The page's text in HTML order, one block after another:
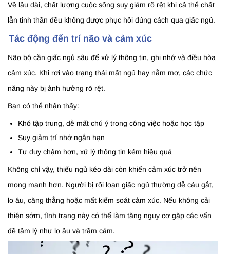
Về lâu dài, chất lượng cuộc sống suy giảm rõ rệt khi cả thể chất
lẫn tinh thần đều không được phục hồi đúng cách qua giấc ngủ.
Tác động đến trí não và cảm xúc
Não bộ cần giấc ngủ sâu để xử lý thông tin, ghi nhớ và điều hòa
cảm xúc. Khi rơi vào trạng thái mất ngủ hay nằm mơ, các chức
năng này bị ảnh hưởng rõ rệt.
Bạn có thể nhận thấy:
Khó tập trung, dễ mất chú ý trong công việc hoặc học tập
Suy giảm trí nhớ ngắn hạn
Tư duy chậm hơn, xử lý thông tin kém hiệu quả
Không chỉ vậy, thiếu ngủ kéo dài còn khiến cảm xúc trở nên
mong manh hơn. Người bị rối loạn giấc ngủ thường dễ cáu gắt,
lo âu, căng thẳng hoặc mất kiểm soát cảm xúc. Nếu không cải
thiện sớm, tình trạng này có thể làm tăng nguy cơ gặp các vấn
đề tâm lý như lo âu và trầm cảm.